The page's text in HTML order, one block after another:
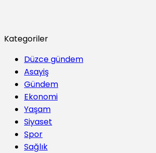
Kategoriler
Düzce gündem
Asayiş
Gündem
Ekonomi
Yaşam
Siyaset
Spor
Sağlık